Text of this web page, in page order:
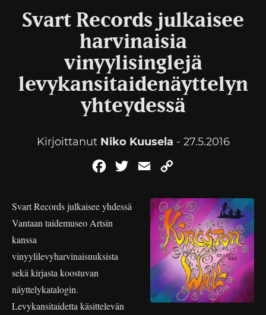
Svart Records julkaisee
harvinaisia
vinyylisinglejä
levykansitaidenäyttelyn
yhteydessä
Kirjoittanut Niko Kuusela - 27.5.2016
FacebookTwitterEmail
Svart Records julkaisee yhdessä
Vantaan taidemuseo Artsin
kanssa
vinyylilevyharvinaisuuksista
sekä kirjasta koostuvan
näyttelykatalogin.
Levykansitaidetta käsittelevän